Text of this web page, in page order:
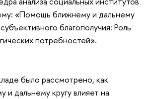
«Помощь ближнему и дальнему
благополучия: Роль
потребностей».
было рассмотрено, как
дальнему кругу влияет на